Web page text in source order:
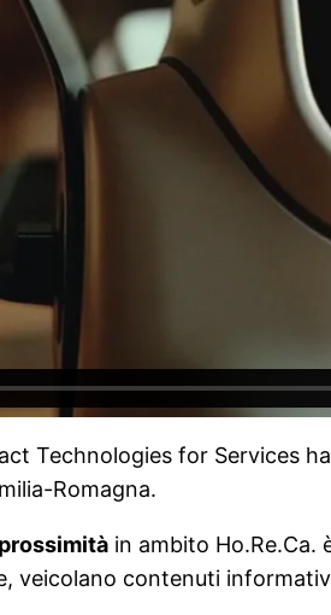
Technologies for Services
Romagna.
in ambito Ho.Re.Ca.
veicolano contenuti